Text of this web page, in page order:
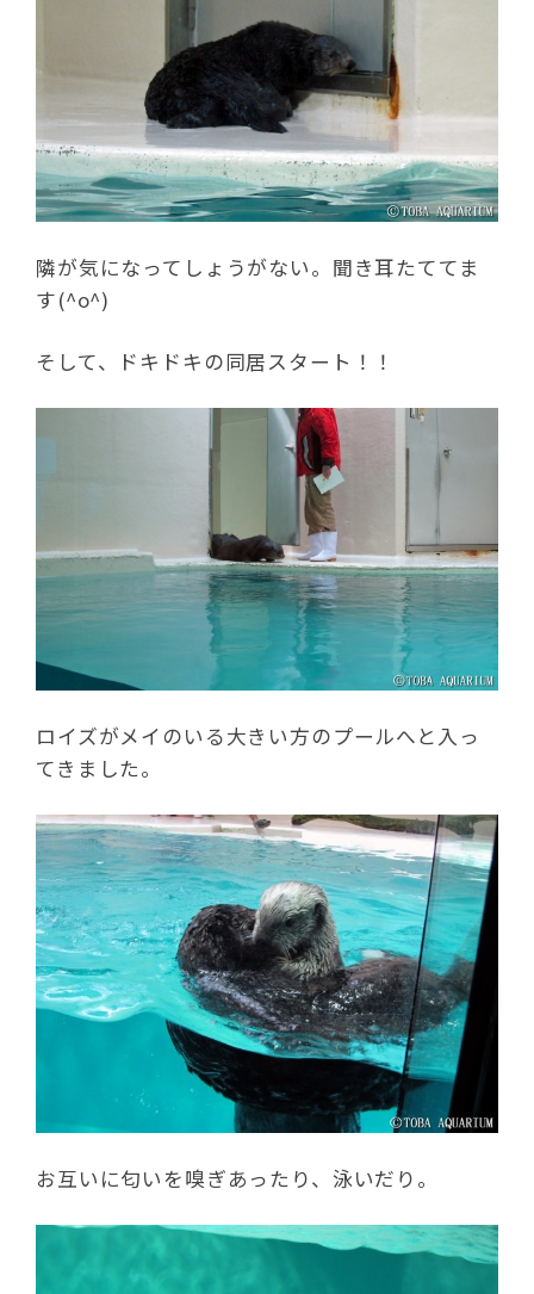
隣が気になってしょうがない。聞き耳たててま
す(^o^)
そして、ドキドキの同居スタート！！
ロイズがメイのいる大きい方のプールへと入っ
てきました。
お互いに匂いを嗅ぎあったり、泳いだり。